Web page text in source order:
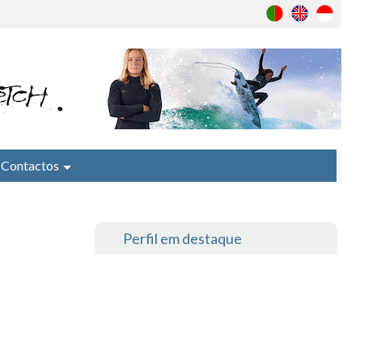
Contactos
Perfil em destaque